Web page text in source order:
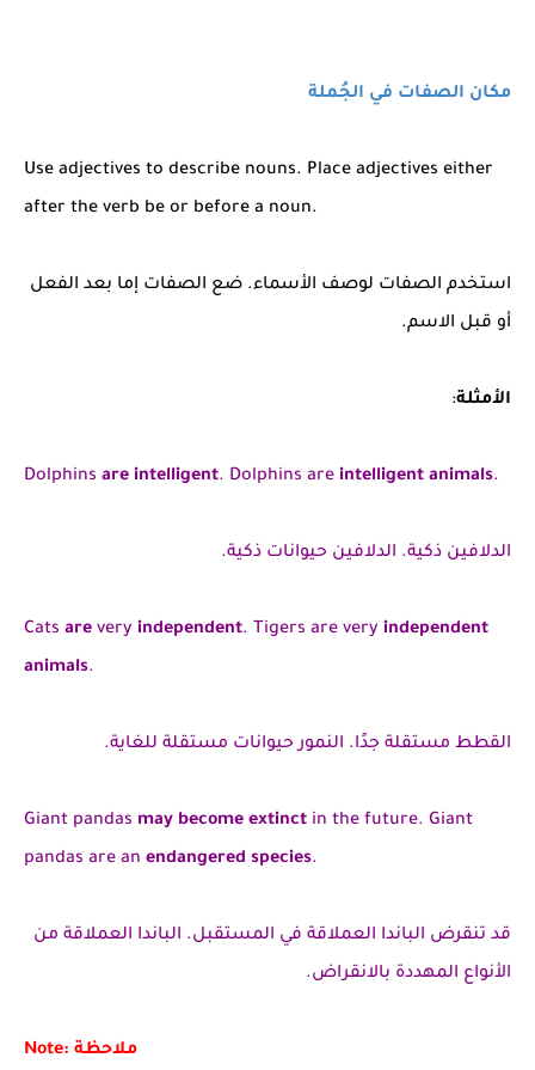
مكان الصفات في الجُملة
Use adjectives to describe nouns. Place adjectives either
after the verb be or before a noun.
استخدم الصفات لوصف الأسماء. ضع الصفات إما بعد الفعل
أو قبل الاسم.
الأمثلة:
Dolphins are intelligent. Dolphins are intelligent animals.
الدلافين ذكية. الدلافين حيوانات ذكية.
Cats are very independent. Tigers are very independent
animals.
القطط مستقلة جدًا. النمور حيوانات مستقلة للغاية.
Giant pandas may become extinct in the future. Giant
pandas are an endangered species.
قد تنقرض الباندا العملاقة في المستقبل. الباندا العملاقة من
الأنواع المهددة بالانقراض.
Note: ملاحظة